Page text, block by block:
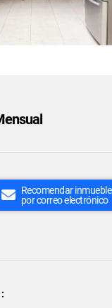
Recomendar inmueble
por correo electrónico